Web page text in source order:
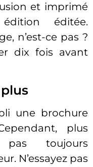
et imprimé
éditée.
n’est-ce pas ?
dix fois avant
une brochure
plus
pas toujours
N’essayez pas